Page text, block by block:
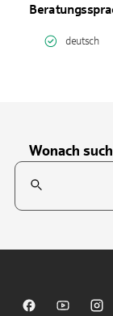
deutsch
Wonach
Suchfeld